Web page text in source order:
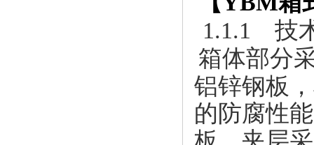
1.1.1 技
箱体部分
铝锌钢板
的防腐性